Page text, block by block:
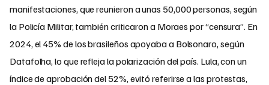
manifestaciones, que reunieron a unas 50,000 personas, según
la Policía Militar, también criticaron a Moraes por “censura”. En
2024, el 45% de los brasileños apoyaba a Bolsonaro, según
Datafolha, lo que refleja la polarización del país. Lula, con un
índice de aprobación del 52%, evitó referirse a las protestas,